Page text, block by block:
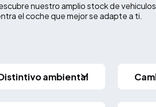
nuestro amplio stock de
el coche que mejor se adapte a ti.
ambiental